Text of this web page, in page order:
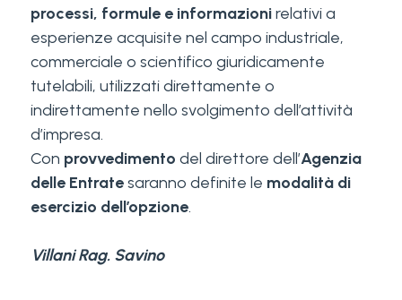
processi, formule e informazionirelativi a
esperienze acquisite nel campo industriale,
commerciale o scientifico giuridicamente
tutelabili, utilizzati direttamente o
indirettamente nello svolgimento dell’attività
d’impresa.
Con provvedimento del direttore dell’Agenzia
delle Entratesaranno definite le modalità di
esercizio dell’opzione.
Villani Rag. Savino